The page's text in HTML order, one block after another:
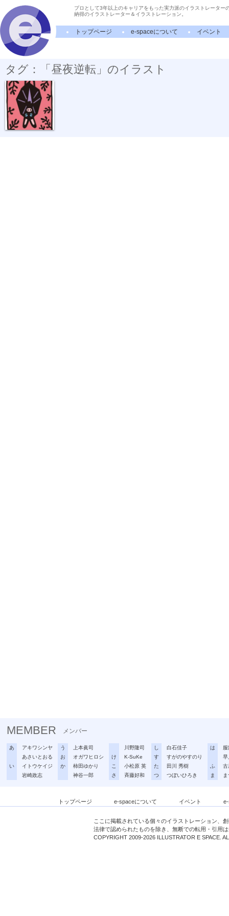
プロとして3年以上のキャリアをもった実力派のイラストレーター
納得のイラストレーター＆イラストレーション。
トップページ e-spaceについて イベント
タグ：「昼夜逆転」のイラスト
起床時間
MEMBER メンバー
あ
アキワシンヤ
あさいとおる
い
イトウケイジ
岩崎政志
う
上本眞司
お
オガワヒロシ
か
柿田ゆかり
神谷一郎
川野隆司
け
K-SuKe
こ
小松原 英
さ
斉藤好和
し
白石佳子
す
すがのやすのり
た
田川 秀樹
つ
つぼいひろき
は
早
ふ
古
ま
トップページ e-spaceについて イベント
ここに掲載されている個々のイラストレーション、
法律で認められたものを除き、無断での転用・引用
COPYRIGHT 2009-2026 ILLUSTRATOR E SPACE.